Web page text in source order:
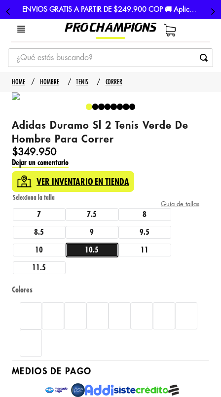
ENVIOS GRATIS A PARTIR DE $249.900 COP 🚚 Aplican TyC
¿Qué estás buscando?
TÉRMINOS MÁS BUSCADOS
1
3. nike
4. guayos
5. gorras
HOMBRE TENIS CORRER
Adidas Duramo Sl 2 Tenis Verde De
Hombre Para Correr
$349.950
Dejar un comentario
VER INVENTARIO EN TIENDA
Guía de tallas
7 7.5 8
8.5 9 9.5
10 10.5 11
11.5
Colores
MEDIOS DE PAGO